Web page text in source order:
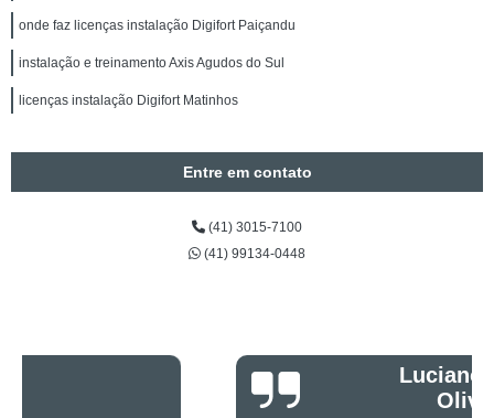
onde faz licenças instalação Digifort Paiçandu
instalação e treinamento Axis Agudos do Sul
licenças instalação Digifort Matinhos
Entre em contato
(41) 3015-7100
(41) 99134-0448
Luciano Rueda
Oliveira